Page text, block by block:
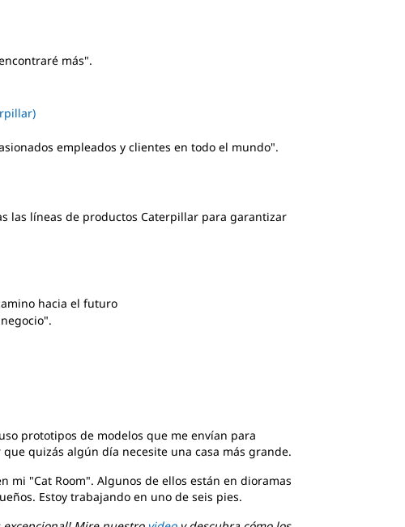
más".
empleados y clientes en todo el mundo".
las líneas de productos Caterpillar para garantizar
hacia el futuro
prototipos de modelos que me envían para
quizás algún día necesite una casa más grande.
mi "Cat Room". Algunos de ellos están en dioramas
Estoy trabajando en uno de seis pies.